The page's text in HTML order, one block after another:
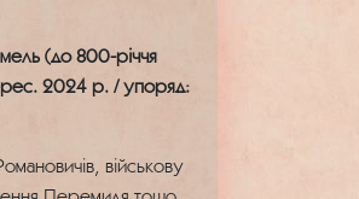
(до 800-річчя
2024 р. / упоряд:
військову